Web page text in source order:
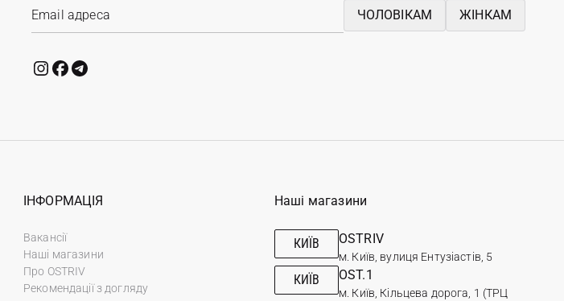
ЧОЛОВІКАМ ЖІНКАМ
ІНФОРМАЦІЯ
Вакансії
Наші магазини
Про OSTRIV
Рекомендації з догляду
Наші магазини
КИЇВ OSTRIV
м. Київ, вулиця Ентузіастів, 5
КИЇВ OST.1
м. Київ, Кільцева дорога, 1 (ТРЦ